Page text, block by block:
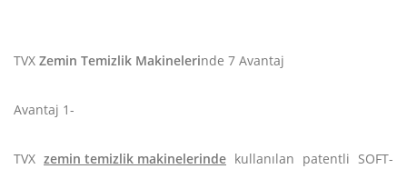
TVX Zemin Temizlik Makinelerinde 7 Avantaj
Avantaj 1-
TVX zemin temizlik makinelerinde kullanılan patentli SOFT-